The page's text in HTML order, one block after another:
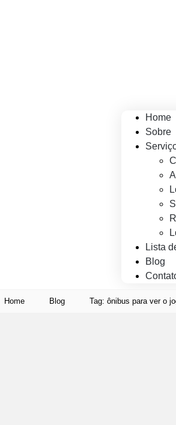
Home
Sobre
Lista
Blog
Home Blog Tag: ônibus para ver o